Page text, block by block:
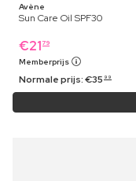
Avène
Sun Care Oil SPF30
€21 79
Memberprijs
Normale prijs:€35 99